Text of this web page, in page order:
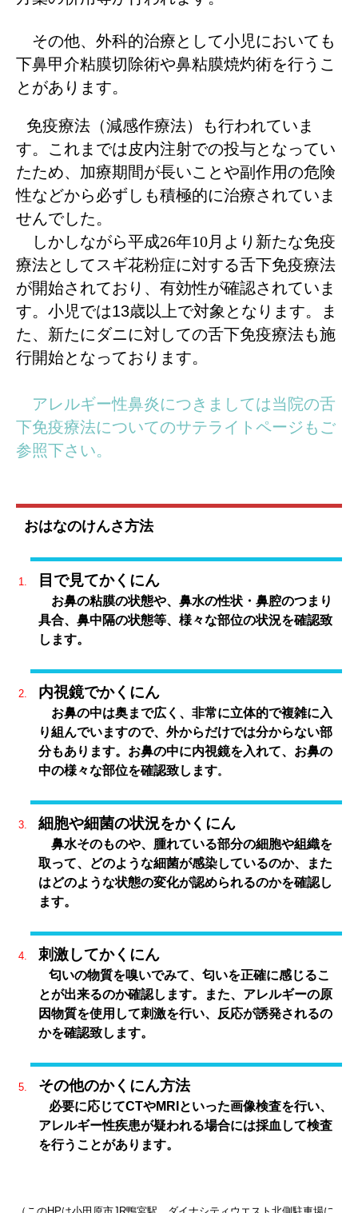
その他、外科的治療として小児においても
下鼻甲介粘膜切除術や鼻粘膜焼灼術を行うこ
とがあります。
免疫療法（減感作療法）も行われていま
す。これまでは皮内注射での投与となってい
たため、加療期間が長いことや副作用の危険
性などから必ずしも積極的に治療されていま
せんでした。
しかしながら平成26年10月より新たな免疫
療法としてスギ花粉症に対する舌下免疫療法
が開始されており、有効性が確認されていま
す。小児では13歳以上で対象となります。ま
た、新たにダニに対しての舌下免疫療法も施
行開始となっております。
アレルギー性鼻炎につきましては当院の舌
下免疫療法についてのサテライトページもご
参照下さい。
おはなのけんさ方法
目で見てかくにん
お鼻の粘膜の状態や、鼻水の性状・鼻腔のつまり
具合、鼻中隔の状態等、様々な部位の状況を確認致
します。
内視鏡でかくにん
お鼻の中は奥まで広く、非常に立体的で複雑に入
り組んでいますので、外からだけでは分からない部
分もあります。お鼻の中に内視鏡を入れて、お鼻の
中の様々な部位を確認致します。
細胞や細菌の状況をかくにん
鼻水そのものや、腫れている部分の細胞や組織を
取って、どのような細菌が感染しているのか、また
はどのような状態の変化が認められるのかを確認し
ます。
刺激してかくにん
匂いの物質を嗅いでみて、匂いを正確に感じるこ
とが出来るのか確認します。また、アレルギーの原
因物質を使用して刺激を行い、反応が誘発されるの
かを確認致します。
その他のかくにん方法
必要に応じてCTやMRIといった画像検査を行い、
アレルギー性疾患が疑われる場合には採血して検査
を行うことがあります。